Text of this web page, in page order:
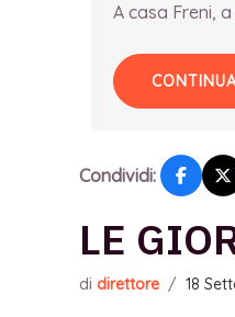
A casa Freni,
Condividi:
LE
di direttore / 18